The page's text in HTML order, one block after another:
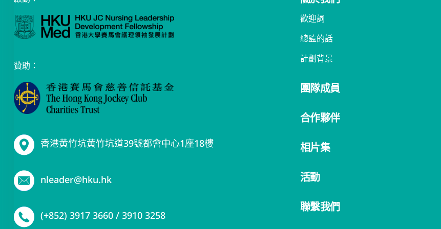
贊助：
香港黄竹坑黄竹坑道39號都會中心1座18樓
nleader@hku.hk
(+852) 3917 3660 / 3910 3258
歡迎詞
總監的話
計劃背景
團隊成員
合作夥伴
相片集
活動
聯繫我們